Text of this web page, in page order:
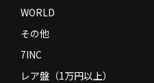
WORLD
その他
7INC
レア盤（1万円以上）